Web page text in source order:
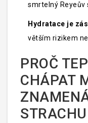
smrtelný Reyeův
Hydratace je
větším rizikem
PROČ
CHÁPAT
STRACHU